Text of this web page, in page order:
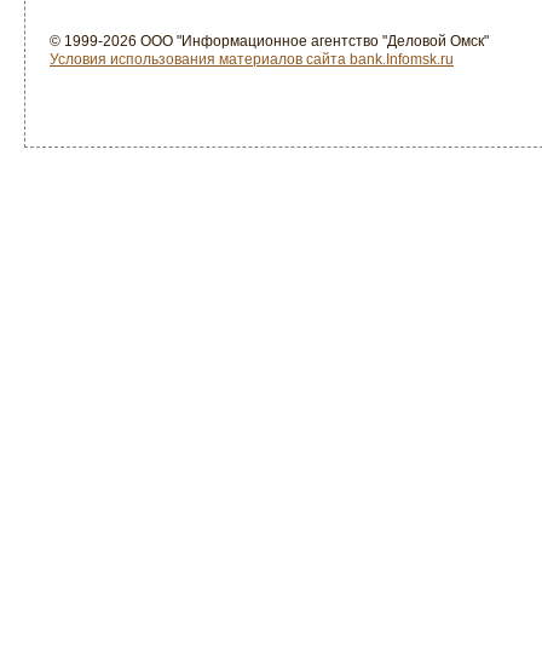
© 1999-2026 ООО "Информационное агентство "Деловой Омск"
Условия использования материалов сайта bank.Infomsk.ru